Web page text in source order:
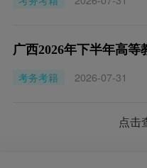
广西2026年下半年高
考务考籍
2026-07-31
点击